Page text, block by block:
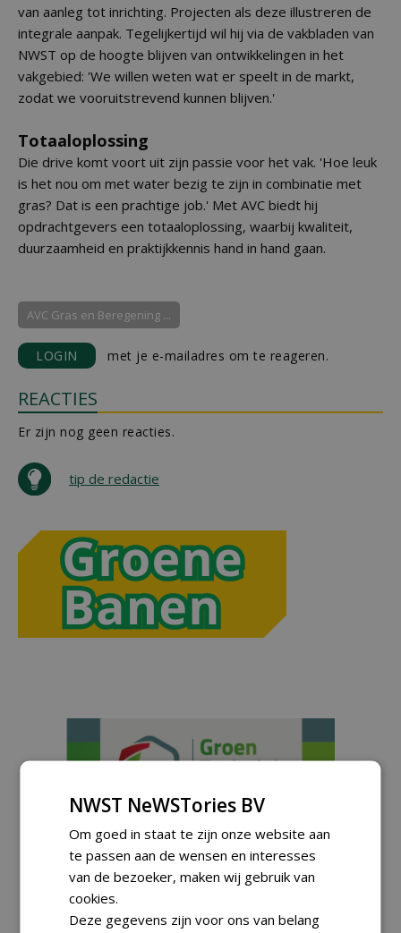
van aanleg tot inrichting. Projecten als deze illustreren de
integrale aanpak. Tegelijkertijd wil hij via de vakbladen van
NWST op de hoogte blijven van ontwikkelingen in het
vakgebied: 'We willen weten wat er speelt in de markt,
zodat we vooruitstrevend kunnen blijven.'
Totaaloplossing
Die drive komt voort uit zijn passie voor het vak. 'Hoe leuk
is het nou om met water bezig te zijn in combinatie met
gras? Dat is een prachtige job.' Met AVC biedt hij
opdrachtgevers een totaaloplossing, waarbij kwaliteit,
duurzaamheid en praktijkkennis hand in hand gaan.
AVC Gras en Beregening ...
LOGIN met je e-mailadres om te reageren.
REACTIES
Er zijn nog geen reacties.
tip de redactie
NWST NeWSTories BV
Om goed in staat te zijn onze website aan
te passen aan de wensen en interesses
van de bezoeker, maken wij gebruik van
cookies.
Deze gegevens zijn voor ons van belang